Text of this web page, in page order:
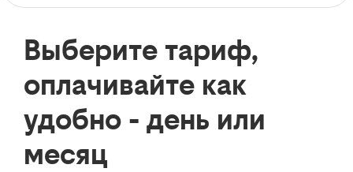
Выберите тариф,
оплачивайте как
удобно - день или
месяц